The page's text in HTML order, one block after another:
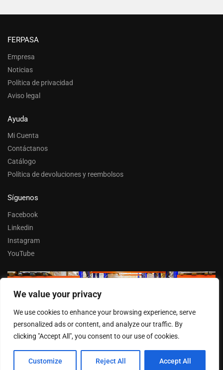
We value your privacy
We use cookies to enhance your browsing experience, serve
personalized ads or content, and analyze our traffic. By
clicking "Accept All", you consent to our use of cookies.
Customize Reject All Accept All
FERPASA
Empresa
Noticias
Política de privacidad
Aviso legal
Ayuda
Mi Cuenta
Contáctanos
Catálogo
Política de devoluciones y reembolsos
Síguenos
Facebook
Linkedin
Instagram
YouTube
Trabaja con nosotros
Entrar
© FERPASA 2025 –